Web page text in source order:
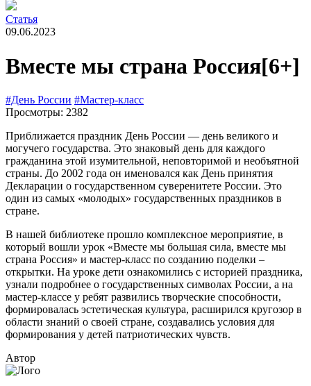
Статья
09.06.2023
Вместе мы страна Россия[6+]
#День России #Мастер-класс
Просмотры: 2382
Приближается праздник День России — день великого и
могучего государства. Это знаковый день для каждого
гражданина этой изумительной, неповторимой и необъятной
страны. До 2002 года он именовался как День принятия
Декларации о государственном суверенитете России. Это
один из самых «молодых» государственных праздников в
стране.
В нашей библиотеке прошло комплексное мероприятие, в
который вошли урок «Вместе мы большая сила, вместе мы
страна Россия» и мастер-класс по созданию поделки –
открытки. На уроке дети ознакомились с историей праздника,
узнали подробнее о государственных символах России, а на
мастер-классе у ребят развились творческие способности,
формировалась эстетическая культура, расширился кругозор в
области знаний о своей стране, создавались условия для
формирования у детей патриотических чувств.
Автор